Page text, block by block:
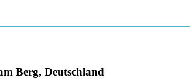
Berg, Deutschland